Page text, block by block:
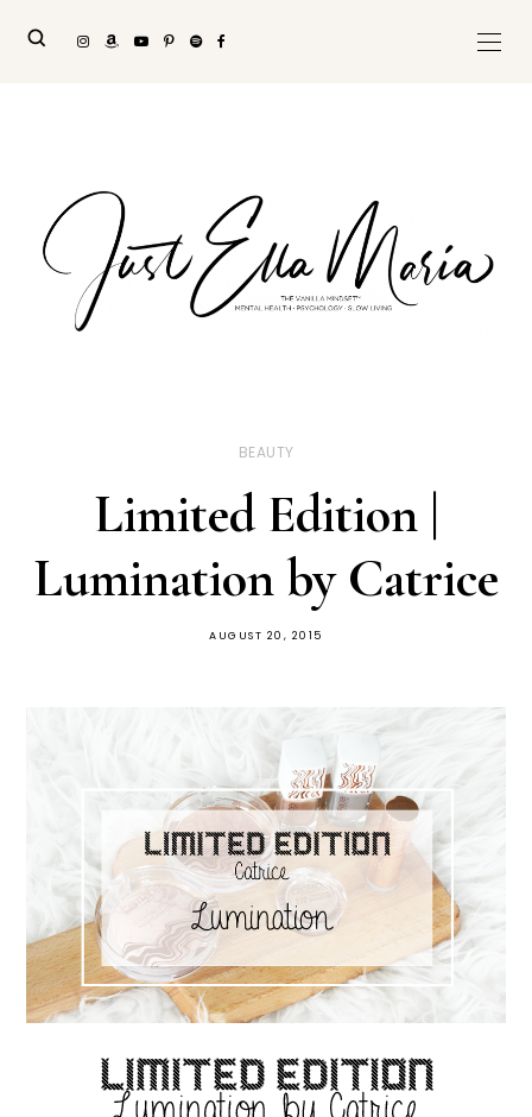
BEAUTY
Limited Edition |
Lumination by Catrice
AUGUST 20, 2015